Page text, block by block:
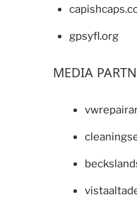
gpsyfl.org
MEDIA